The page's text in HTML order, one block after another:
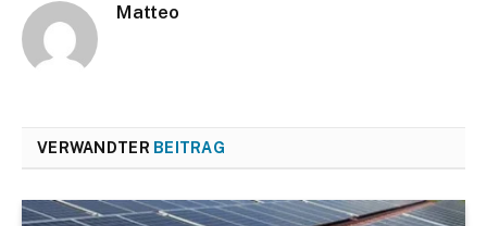
Matteo
VERWANDTER BEITRAG